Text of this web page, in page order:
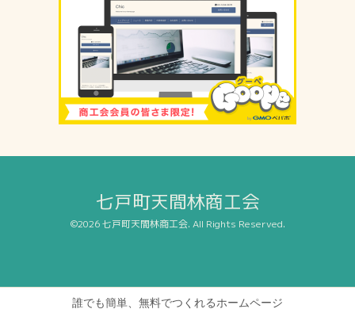
七戸町天間林商工会
©2026七戸町天間林商工会. All Rights Reserved.
誰でも簡単、無料でつくれるホームページ